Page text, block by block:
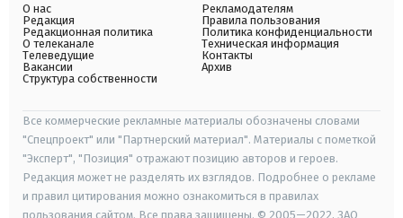
О нас
Редакция
Редакционная политика
О телеканале
Телеведущие
Вакансии
Структура собственности
Рекламодателям
Правила пользования
Политика конфиденциальности
Техническая информация
Контакты
Архив
Все коммерческие рекламные материалы обозначены словами
"Спецпроект" или "Партнерский материал". Материалы с пометкой
"Эксперт", "Позиция" отражают позицию авторов и героев.
Редакция может не разделять их взглядов. Подробнее о рекламе
и правил цитирования можно ознакомиться в правилах
пользования сайтом. Все права защищены. © 2005—2022, ЗАО